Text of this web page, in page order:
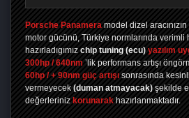
Porsche Panamera model dizel
motor gücünü, Türkiye normlarında verimli
hazırladıgımız chip tuning (ecu) yazılım
300hp / 640nm ’lik performans artışı
60hp / + 90nm güç artışı sonrasında
vermeyecek (duman atmayacak) şekilde
değerleriniz korunarak hazırlanmaktadır.